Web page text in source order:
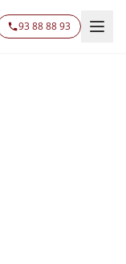
93 88 88 93